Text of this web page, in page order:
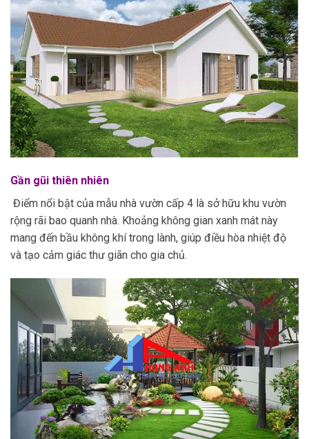
Gần gũi thiên nhiên
Điểm nổi bật của mẫu nhà vườn cấp 4 là sở hữu khu vườn
rộng rãi bao quanh nhà. Khoảng không gian xanh mát này
mang đến bầu không khí trong lành, giúp điều hòa nhiệt độ
và tạo cảm giác thư giãn cho gia chủ.